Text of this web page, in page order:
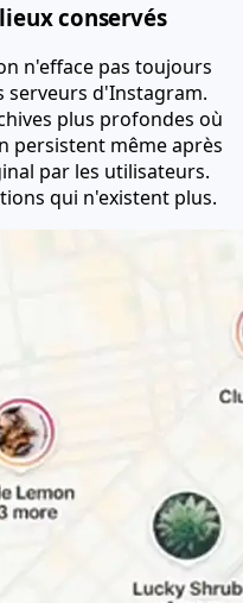
conservés
n'efface pas toujours
serveurs d'Instagram.
plus profondes où
persistent même après
par les utilisateurs.
qui n'existent plus.